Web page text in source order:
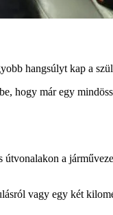
hangsúlyt kap a
hogy már egy
a
vagy egy két